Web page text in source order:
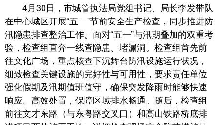
4月30日，市城管执法局党组书记、局长李发带队
在中心城区开展“五一”节前安全生产检查，同步推进防
汛隐患排查整治工作。面对“五一”与汛期叠加的双重考
验，检查组直奔一线查隐患、堵漏洞。检查组首先前
往文化广场，重点核查下沉舞台防汛设施运行状况，
细致检查关键设施的完好性与可用性，要求责任单位
强化假期及汛期值班值守，确保突发降雨时能够快速
响应、高效处置，保障区域排水畅通。随后，检查组
前往文才东路（与东粤路交叉口）和高山铁路桥底排